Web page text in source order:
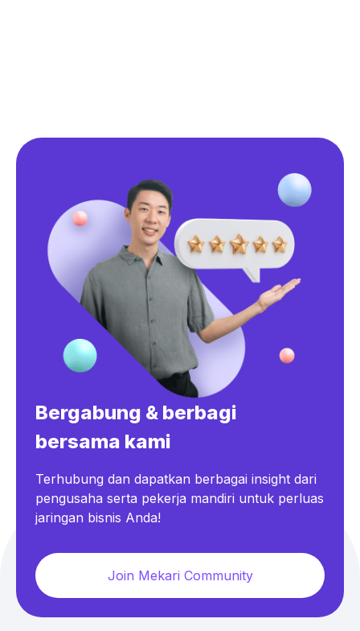
Bergabung & berbagi
bersama kami
Terhubung dan dapatkan berbagai insight dari
pengusaha serta pekerja mandiri untuk perluas
jaringan bisnis Anda!
Join Mekari Community